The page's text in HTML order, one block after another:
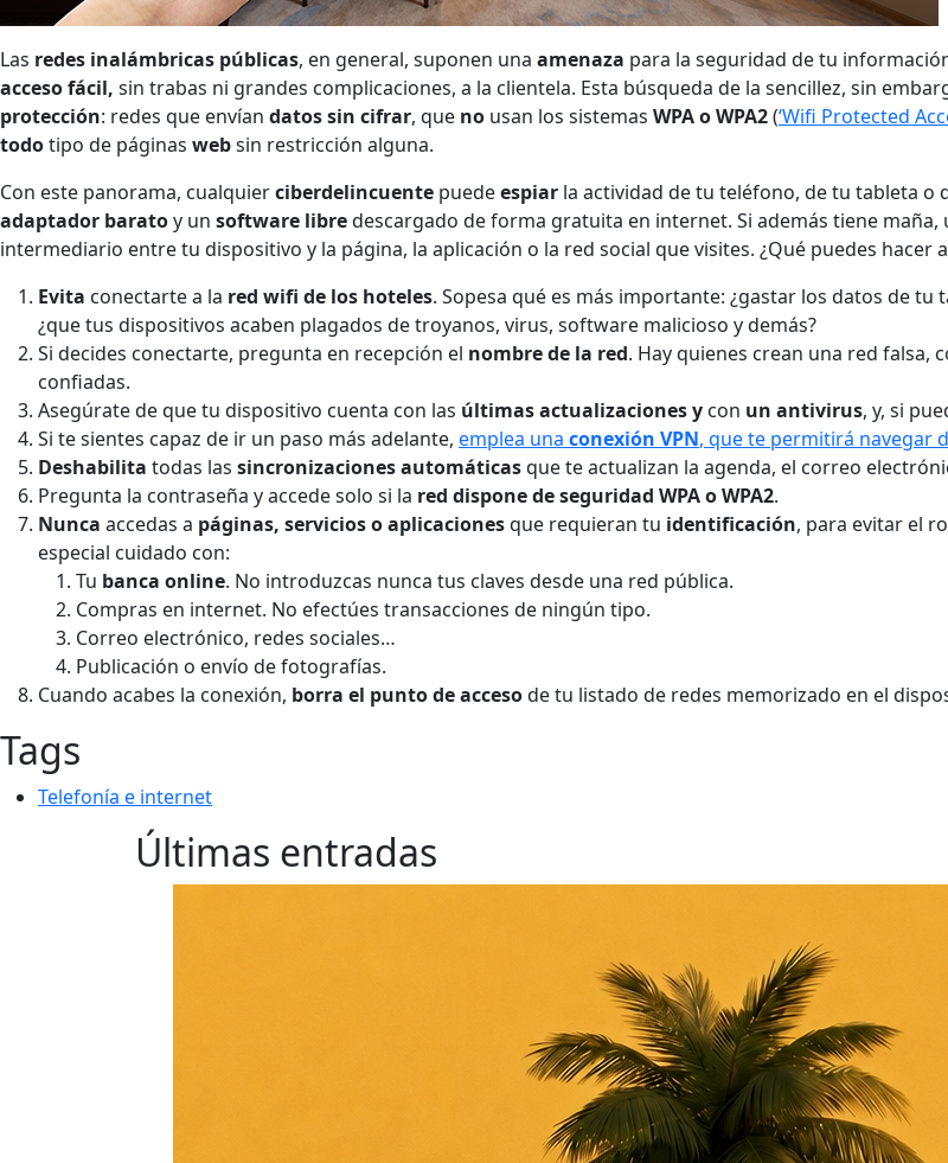
Las redes inalámbricas públicas, en general, suponen una amenaza para la seguridad de tu
acceso fácil, sin trabas ni grandes complicaciones, a la clientela. Esta búsqueda de la sencillez, sin
protección: redes que envían datos sin cifrar, que no usan los sistemas WPA o WPA2(‘Wifi Protected
todotipo de páginas websin restricción alguna.
Con este panorama, cualquierciberdelincuente puedeespiar la actividad de tu teléfono, de tu tableta o
adaptador baratoy un software libredescargado de forma gratuita en internet. Si además tiene
intermediario entre tu dispositivo y la página, la aplicación o la red social que visites. ¿Qué puedes hacer
Evita conectarte a la red wifi de los hoteles. Sopesa qué es más importante: ¿gastar los datos de
¿que tus dispositivos acaben plagados de troyanos, virus, software malicioso y demás?
Si decides conectarte, pregunta en recepción el nombre de la red. Hay quienes crean una red falsa,
confiadas.
Asegúrate de que tu dispositivo cuenta con las últimas actualizaciones y con un antivirus, y, si
Si te sientes capaz de ir un paso más adelante, emplea una conexión VPN, que te permitirá navegar
Deshabilita todas las sincronizacionesautomáticasque te actualizan la agenda, el correo
Pregunta la contraseña y accede solo si la red dispone de seguridad WPA o WPA2.
Nunca accedas a páginas, servicios o aplicacionesque requieran tu identificación, para evitar el
especial cuidado con:
Tu banca online. No introduzcas nunca tus claves desde una red pública.
Compras en internet. No efectúes transacciones de ningún tipo.
Correo electrónico, redes sociales…
Publicación o envío de fotografías.
Cuando acabes la conexión, borra el punto de accesode tu listado de redes memorizado en el
Tags
Telefonía e internet
Últimas entradas